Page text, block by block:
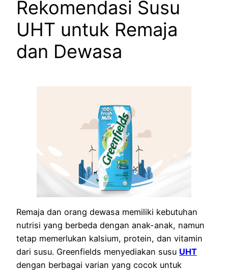
Rekomendasi Susu
UHT untuk Remaja
dan Dewasa
Remaja dan orang dewasa memiliki kebutuhan
nutrisi yang berbeda dengan anak-anak, namun
tetap memerlukan kalsium, protein, dan vitamin
dari susu. Greenfields menyediakan susu UHT
dengan berbagai varian yang cocok untuk